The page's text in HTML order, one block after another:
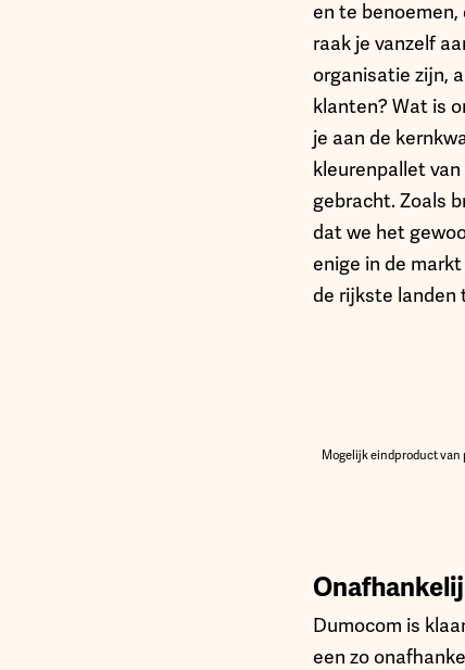
en te benoemen,
raak je vanzelf
organisatie zijn,
klanten? Wat is
je aan de
kleurenpallet
gebracht. Zoals
dat we het
enige in de
de rijkste landen
Mogelijk eindproduct
Dumocom is
een zo